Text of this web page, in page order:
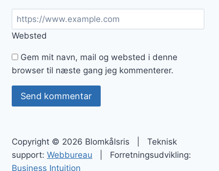
Websted
Gem mit navn, mail og websted i denne
browser til næste gang jeg kommenterer.
Copyright © 2026 Blomkålsris | Teknisk
support: Webbureau | Forretningsudvikling:
Business Intuition